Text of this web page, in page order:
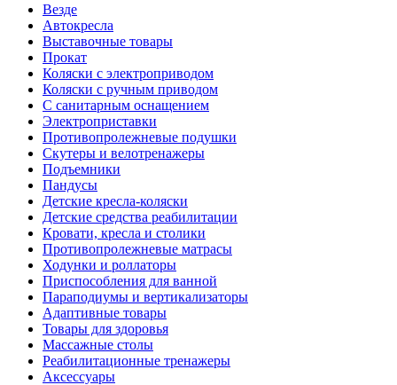
Везде
Автокресла
Выставочные товары
Прокат
Коляски с электроприводом
Коляски с ручным приводом
С санитарным оснащением
Электроприставки
Противопролежневые подушки
Скутеры и велотренажеры
Подъемники
Пандусы
Детские кресла-коляски
Детские средства реабилитации
Кровати, кресла и столики
Противопролежневые матрасы
Ходунки и роллаторы
Приспособления для ванной
Параподиумы и вертикализаторы
Адаптивные товары
Товары для здоровья
Массажные столы
Реабилитационные тренажеры
Аксессуары